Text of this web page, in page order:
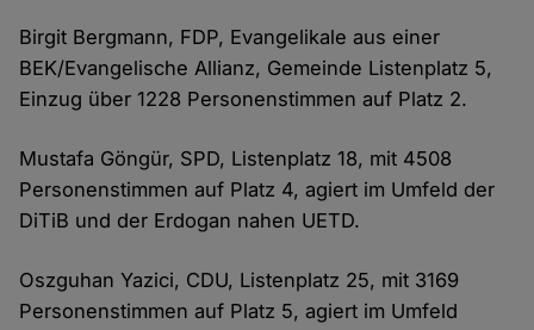
Birgit Bergmann, FDP, Evangelikale aus einer
BEK/Evangelische Allianz, Gemeinde Listenplatz 5,
Einzug über 1228 Personenstimmen auf Platz 2.
Mustafa Göngür, SPD, Listenplatz 18, mit 4508
Personenstimmen auf Platz 4, agiert im Umfeld der
DiTiB und der Erdogan nahen UETD.
Oszguhan Yazici, CDU, Listenplatz 25, mit 3169
Personenstimmen auf Platz 5, agiert im Umfeld